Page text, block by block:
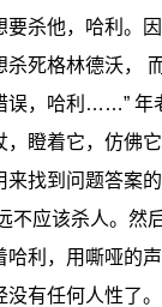
杀他，哈利。
杀死格林德沃
，哈利……” 年
，瞪着它，仿佛
找到问题答案
应该杀人。然
利，用嘶哑的
有任何人性了。